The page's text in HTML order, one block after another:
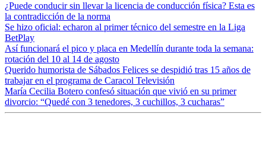
¿Puede conducir sin llevar la licencia de conducción física? Esta es
la contradicción de la norma
Se hizo oficial: echaron al primer técnico del semestre en la Liga
BetPlay
Así funcionará el pico y placa en Medellín durante toda la semana:
rotación del 10 al 14 de agosto
Querido humorista de Sábados Felices se despidió tras 15 años de
trabajar en el programa de Caracol Televisión
María Cecilia Botero confesó situación que vivió en su primer
divorcio: “Quedé con 3 tenedores, 3 cuchillos, 3 cucharas”